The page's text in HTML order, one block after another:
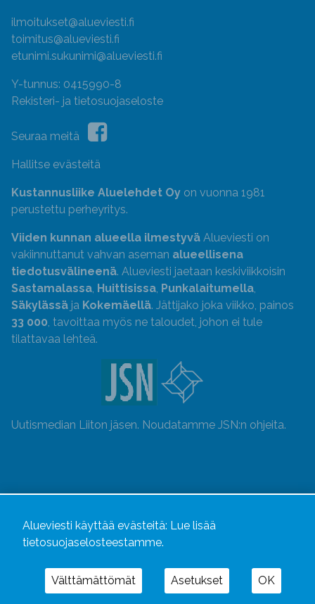
ilmoitukset@alueviesti.fi
toimitus@alueviesti.fi
etunimi.sukunimi@alueviesti.fi
Y-tunnus: 0415990-8
Rekisteri- ja tietosuojaseloste
Seuraa meitä
Hallitse evästeitä
Kustannusliike Aluelehdet Oy on vuonna 1981
perustettu perheyritys.
Viiden kunnan alueella ilmestyvä Alueviesti on
vakiinnuttanut vahvan aseman alueellisena
tiedotusvälineenä. Alueviesti jaetaan keskiviikkoisin
Sastamalassa, Huittisissa, Punkalaitumella,
Säkylässä ja Kokemäellä. Jättijako joka viikko, painos
33 000, tavoittaa myös ne taloudet, johon ei tule
tilattavaa lehteä.
Uutismedian Liiton jäsen. Noudatamme JSN:n ohjeita.
Alueviesti käyttää evästeitä: Lue lisää
tietosuojaselosteestamme.
Välttämättömät Asetukset OK